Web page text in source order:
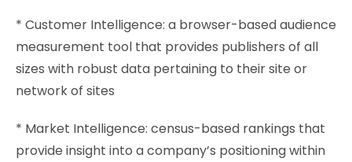
* Customer Intelligence: a browser-based audience
measurement tool that provides publishers of all
sizes with robust data pertaining to their site or
network of sites
* Market Intelligence: census-based rankings that
provide insight into a company’s positioning within